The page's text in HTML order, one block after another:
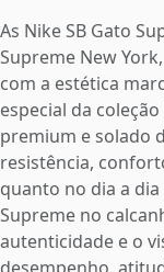
As Nike SB Gato
Supreme New
com a estética
especial da
premium e solado
resistência,
quanto no dia a
Supreme no
autenticidade e o